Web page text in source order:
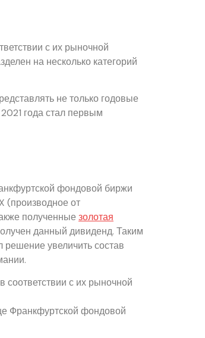
с их рыночной
на несколько категорий
не только годовые
года стал первым
фондовой биржи
(производное от
полученные золотая
данный дивиденд. Таким
увеличить состав
с их рыночной
Франкфуртской фондовой